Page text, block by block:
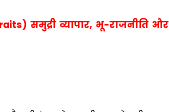
समुद्री व्यापार, भू-राजनीति और